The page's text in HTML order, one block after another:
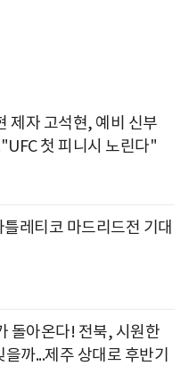
제자 고석현, 예비 신부
첫 피니시 노린다"
레티코 마드리드전 기대
돌아온다! 전북, 시원한
까...제주 상대로 후반기